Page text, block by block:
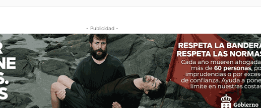
- Publicidad -